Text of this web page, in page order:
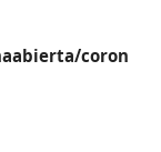
coron